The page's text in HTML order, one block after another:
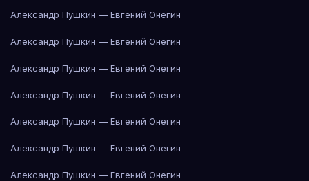
Александр Пушкин — Евгений Онегин
Александр Пушкин — Евгений Онегин
Александр Пушкин — Евгений Онегин
Александр Пушкин — Евгений Онегин
Александр Пушкин — Евгений Онегин
Александр Пушкин — Евгений Онегин
Александр Пушкин — Евгений Онегин